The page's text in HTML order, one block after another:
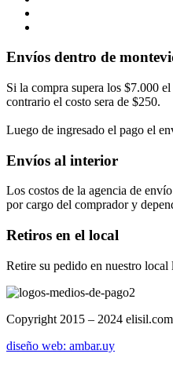
Envíos dentro de
Si la compra supera los $7.000
contrario el costo sera de $250.
Luego de ingresado el pago el
Envíos al interior
Los costos de la agencia de
por cargo del comprador y
Retiros en el local
Retire su pedido en nuestro local
Copyright 2015 – 2024
diseño web: ambar.uy